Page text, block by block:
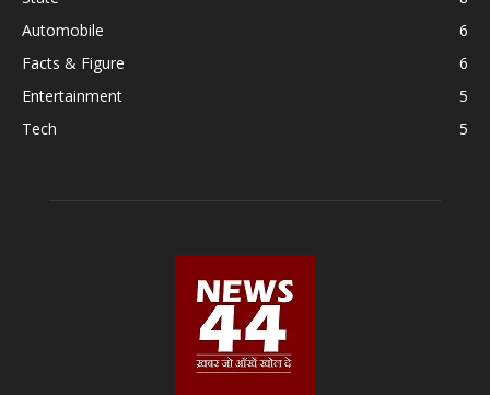
Automobile
6
Facts & Figure
6
Entertainment
5
Tech
5